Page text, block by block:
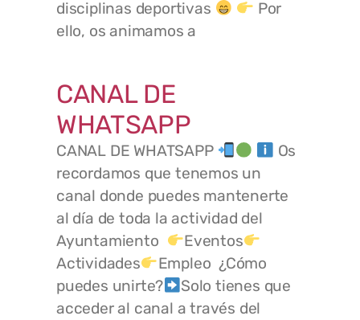
disciplinas deportivas
Por
ello, os animamos a
CANAL DE
WHATSAPP
CANAL DE WHATSAPP
Os
recordamos que tenemos un
canal donde puedes mantenerte
al día de toda la actividad del
Ayuntamiento
Eventos
Actividades
Empleo ¿Cómo
puedes unirte?
Solo tienes que
acceder al canal a través del